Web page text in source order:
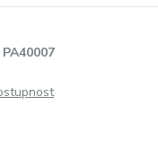
PA40007